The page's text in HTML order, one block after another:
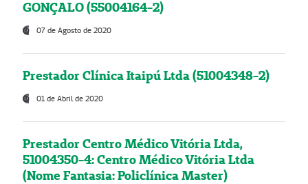
GONÇALO (55004164-2)
07 de Agosto de 2020
Prestador Clínica Itaipú Ltda (51004348-2)
01 de Abril de 2020
Prestador Centro Médico Vitória Ltda,
51004350-4: Centro Médico Vitória Ltda
(Nome Fantasia: Policlínica Master)